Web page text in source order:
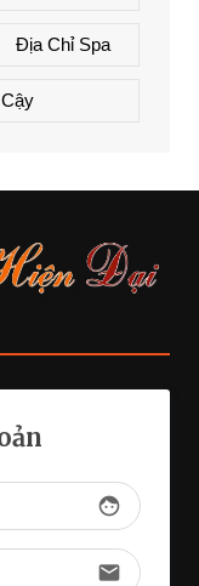
Địa Chỉ Spa
face
email